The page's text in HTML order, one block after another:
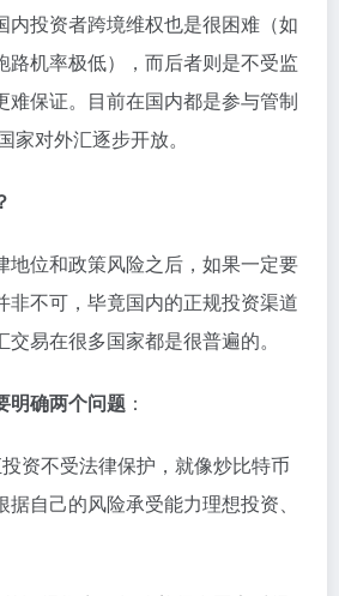
内投资者跨境维权也是很困难（如
路机率极低），而后者则是不受监
难保证。目前在国内都是参与管制
家对外汇逐步开放。
地位和政策风险之后，如果一定要
非不可，毕竟国内的正规投资渠道
易在很多国家都是很普遍的。
明确两个问题 ：
资不受法律保护，就像炒比特币
自己的风险承受能力理想投资、